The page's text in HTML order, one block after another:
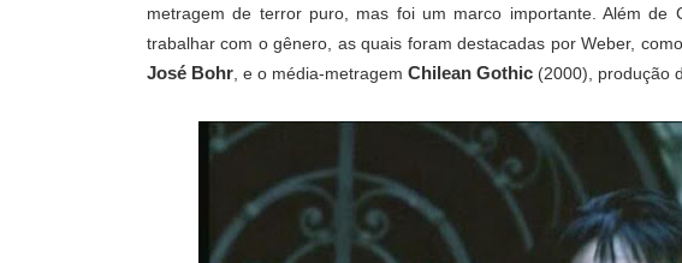
metragem de terror puro, mas foi um marco importante. Além de
trabalhar com o gênero, as quais foram destacadas por Weber, como
José Bohr , e o média-metragem Chilean Gothic (2000), produção